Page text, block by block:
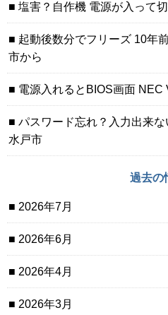
塩害？自作機 電源が入って
起動後数分でフリーズ 10年
市から
電源入れるとBIOS画面 NEC
パスワード忘れ？入力出来
水戸市
過去の
2026年7月
2026年6月
2026年4月
2026年3月